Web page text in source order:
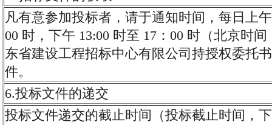
凡有意参加投标者，请于通知时间，每日上
00 时，下午 13:00 时至 17：00 时（北京时
东省建设工程招标中心有限公司持授权委托
件。
6.投标文件的递交
投标文件递交的截止时间（投标截止时间，